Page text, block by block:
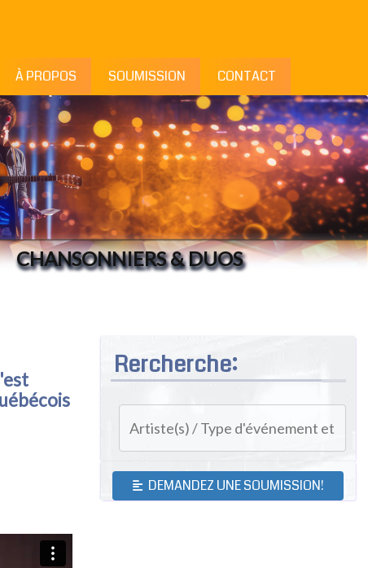
À PROPOS SOUMISSION CONTACT
CHANSONNIERS & DUOS
Rercherche:
DEMANDEZ UNE SOUMISSION!